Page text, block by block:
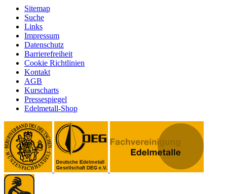
Sitemap
Suche
Links
Impressum
Datenschutz
Barrierefreiheit
Cookie Richtlinien
Kontakt
AGB
Kurscharts
Pressespiegel
Edelmetall-Shop